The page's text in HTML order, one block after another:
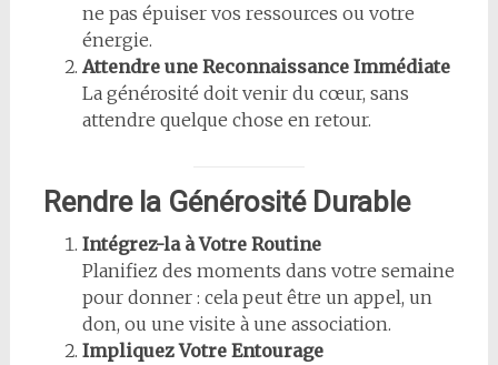
ne pas épuiser vos ressources ou votre
énergie.
Attendre une Reconnaissance Immédiate
La générosité doit venir du cœur, sans
attendre quelque chose en retour.
Rendre la Générosité Durable
Intégrez-la à Votre Routine
Planifiez des moments dans votre semaine
pour donner : cela peut être un appel, un
don, ou une visite à une association.
Impliquez Votre Entourage